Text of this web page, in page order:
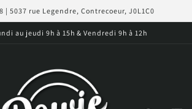
| 5037 rue Legendre, Contrecoeur, J0L1C0
au jeudi 9h à 15h & Vendredi 9h à 12h